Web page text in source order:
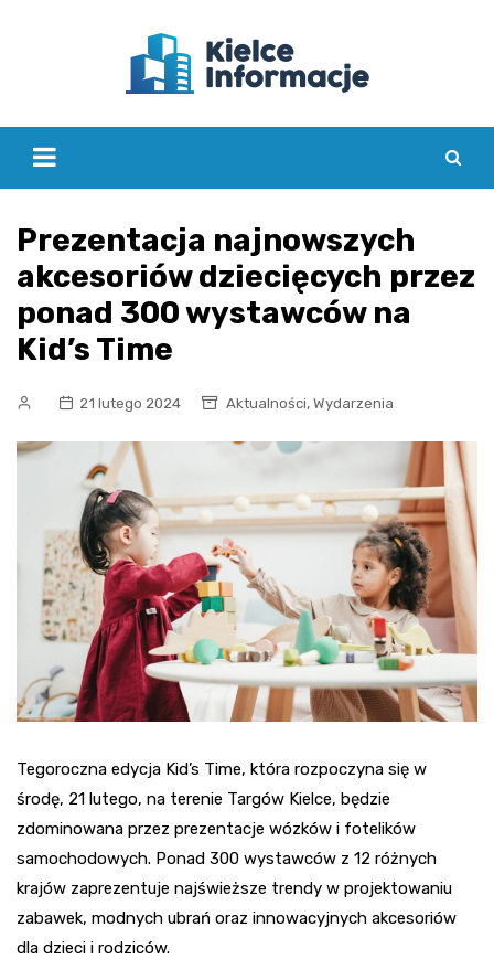
Prezentacja najnowszych
akcesoriów dziecięcych przez
ponad 300 wystawców na
Kid’s Time
21 lutego 2024 Aktualności, Wydarzenia
Tegoroczna edycja Kid’s Time, która rozpoczyna się w
środę, 21 lutego, na terenie Targów Kielce, będzie
zdominowana przez prezentacje wózków i fotelików
samochodowych. Ponad 300 wystawców z 12 różnych
krajów zaprezentuje najświeższe trendy w projektowaniu
zabawek, modnych ubrań oraz innowacyjnych akcesoriów
dla dzieci i rodziców.